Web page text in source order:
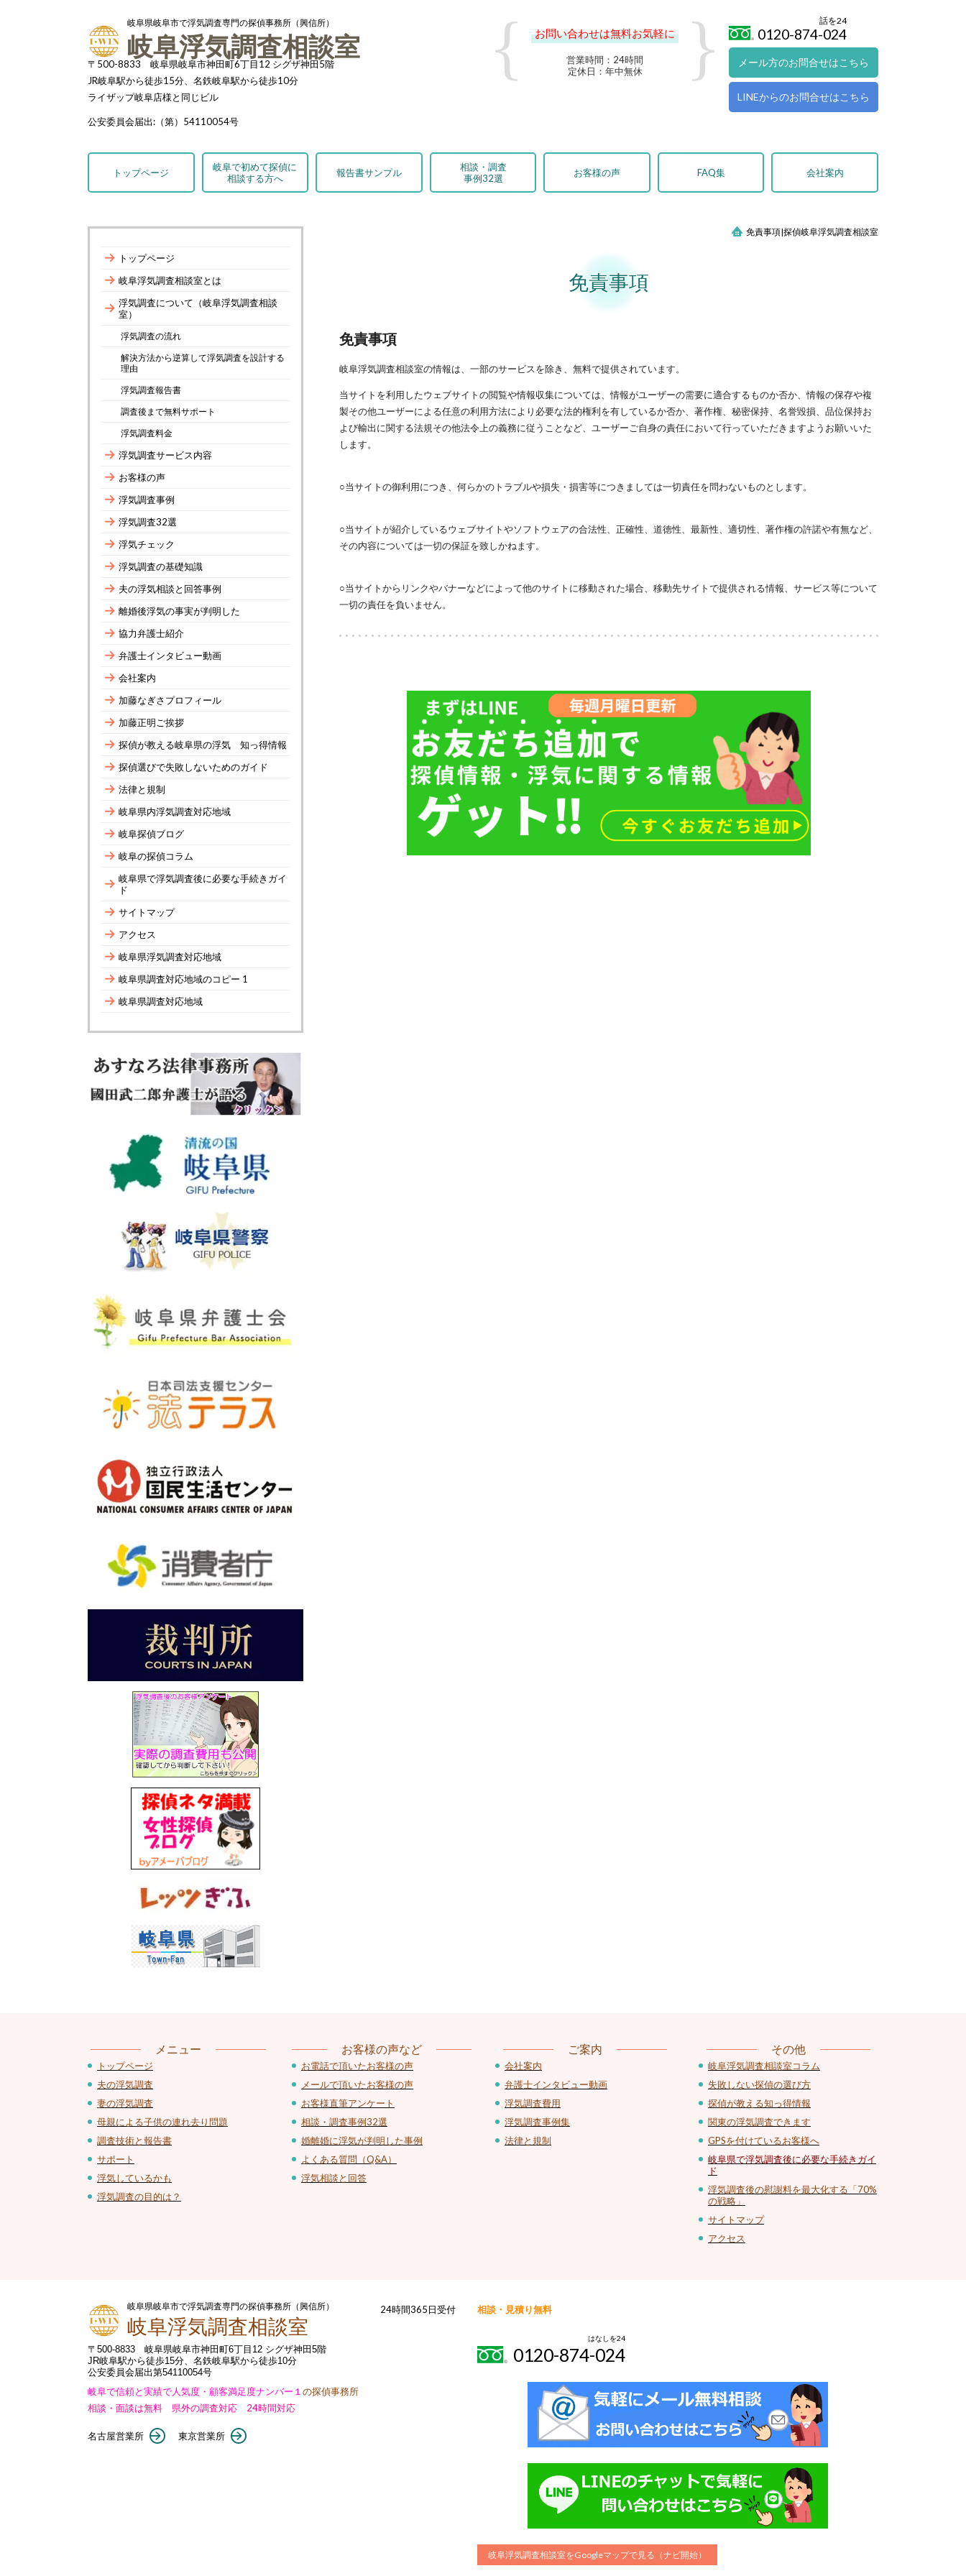
岐阜県岐阜市で浮気調査専門の探偵事務所（興信所）
岐阜浮気調査相談室
〒500-8833 岐阜県岐阜市神田町6丁目12 シグザ神田5階
JR岐阜駅から徒歩15分、名鉄岐阜駅から徒歩10分
ライザップ岐阜店様と同じビル
公安委員会届出:（第）54110054号
お問い合わせは無料お気軽に
営業時間：24時間
定休日：年中無休
話を24
0120-874-024
メール方のお問合せはこちら
LINEからのお問合せはこちら
トップページ
岐阜で初めて探偵に
相談する方へ
報告書サンプル
相談・調査
事例32選
お客様の声 FAQ集 会社案内
免責事項|探偵岐阜浮気調査相談室
免責事項
免責事項
岐阜浮気調査相談室の情報は、一部のサービスを除き、無料で提供されています。
当サイトを利用したウェブサイトの閲覧や情報収集については、情報がユーザーの需要に適合するものか否か、情報の保存や複
製その他ユーザーによる任意の利用方法により必要な法的権利を有しているか否か、著作権、秘密保持、名誉毀損、品位保持お
よび輸出に関する法規その他法令上の義務に従うことなど、ユーザーご自身の責任において行っていただきますようお願いいた
します。
○当サイトの御利用につき、何らかのトラブルや損失・損害等につきましては一切責任を問わないものとします。
○当サイトが紹介しているウェブサイトやソフトウェアの合法性、正確性、道徳性、最新性、適切性、著作権の許諾や有無など、
その内容については一切の保証を致しかねます。
○当サイトからリンクやバナーなどによって他のサイトに移動された場合、移動先サイトで提供される情報、サービス等について
一切の責任を負いません。
トップページ
岐阜浮気調査相談室とは
浮気調査について（岐阜浮気調査相談
室）
浮気調査の流れ
解決方法から逆算して浮気調査を設計する
理由
浮気調査報告書
調査後まで無料サポート
浮気調査料金
浮気調査サービス内容
お客様の声
浮気調査事例
浮気調査32選
浮気チェック
浮気調査の基礎知識
夫の浮気相談と回答事例
離婚後浮気の事実が判明した
協力弁護士紹介
弁護士インタビュー動画
会社案内
加藤なぎさプロフィール
加藤正明ご挨拶
探偵が教える岐阜県の浮気 知っ得情報
探偵選びで失敗しないためのガイド
法律と規制
岐阜県内浮気調査対応地域
岐阜探偵ブログ
岐阜の探偵コラム
岐阜県で浮気調査後に必要な手続きガイ
ド
サイトマップ
アクセス
岐阜県浮気調査対応地域
岐阜県調査対応地域のコピー 1
岐阜県調査対応地域
メニュー
トップページ
夫の浮気調査
妻の浮気調査
母親による子供の連れ去り問題
調査技術と報告書
サポート
浮気しているかも
浮気調査の目的は？
お客様の声など
お電話で頂いたお客様の声
メールで頂いたお客様の声
お客様直筆アンケート
相談・調査事例32選
婚離婚に浮気が判明した事例
よくある質問（Q&A）
浮気相談と回答
ご案内
会社案内
弁護士インタビュー動画
浮気調査費用
浮気調査事例集
法律と規制
その他
岐阜浮気調査相談室コラム
失敗しない探偵の選び方
探偵が教える知っ得情報
関東の浮気調査できます
GPSを付けているお客様へ
岐阜県で浮気調査後に必要な手続きガイ
ド
浮気調査後の慰謝料を最大化する「70%
の戦略」
サイトマップ
アクセス
岐阜県岐阜市で浮気調査専門の探偵事務所（興信所）
岐阜浮気調査相談室
〒500-8833 岐阜県岐阜市神田町6丁目12 シグザ神田5階
JR岐阜駅から徒歩15分、名鉄岐阜駅から徒歩10分
公安委員会届出第54110054号
岐阜で信頼と実績で人気度・顧客満足度ナンバー１ の探偵事務所
相談・面談は無料 県外の調査対応 24時間対応
名古屋営業所 東京営業所
24時間365日受付 相談・見積り無料
はなしを24
0120-874-024
岐阜浮気調査相談室をGoogleマップで見る（ナビ開始）